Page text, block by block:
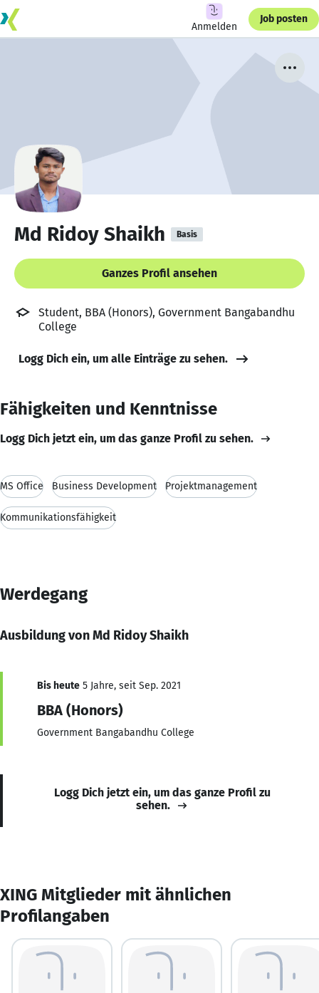
Anmelden
Job posten
Md Ridoy Shaikh Basis
Ganzes Profil ansehen
Student, BBA (Honors), Government Bangabandhu
College
Logg Dich ein, um alle Einträge zu sehen.
Fähigkeiten und Kenntnisse
Logg Dich jetzt ein, um das ganze Profil zu sehen.
MS Office Business Development Projektmanagement
Kommunikationsfähigkeit
Werdegang
Ausbildung von Md Ridoy Shaikh
Bis heute 5 Jahre, seit Sep. 2021
BBA (Honors)
Government Bangabandhu College
Logg Dich jetzt ein, um das ganze Profil zu
sehen.
XING Mitglieder mit ähnlichen
Profilangaben